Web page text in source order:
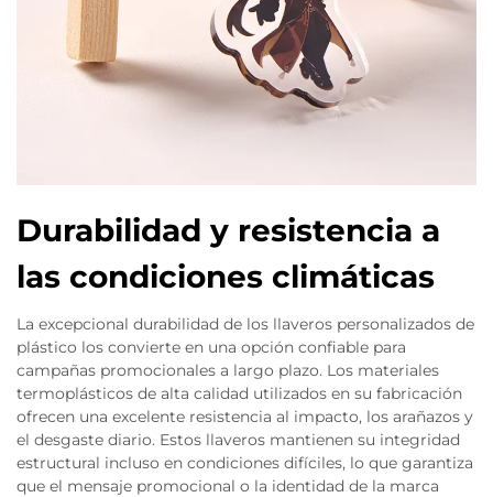
Durabilidad y resistencia a
las condiciones climáticas
La excepcional durabilidad de los llaveros personalizados de
plástico los convierte en una opción confiable para
campañas promocionales a largo plazo. Los materiales
termoplásticos de alta calidad utilizados en su fabricación
ofrecen una excelente resistencia al impacto, los arañazos y
el desgaste diario. Estos llaveros mantienen su integridad
estructural incluso en condiciones difíciles, lo que garantiza
que el mensaje promocional o la identidad de la marca